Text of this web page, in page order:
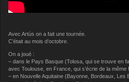
Avec Artús on a fait une tournée.
C’était au mois d’octobre.
On a joué :
– dans le Pays Basque (Tolosa, qui se trouve en
avec Toulouse, en France, qui s’écrie de la
– en Nouvelle Aquitaine (Bayonne, Bordeaux,